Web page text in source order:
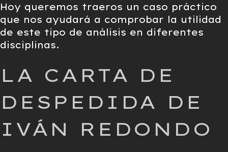
Hoy queremos traeros un caso práctico
que nos ayudará a comprobar la utilidad
de este tipo de análisis en diferentes
disciplinas.
LA CARTA DE
DESPEDIDA DE
IVÁN REDONDO